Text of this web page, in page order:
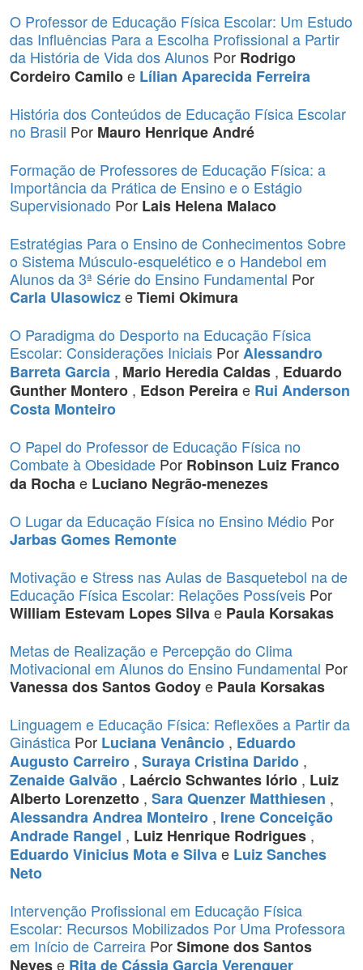
O Professor de Educação Física Escolar: Um Estudo
das Influências Para a Escolha Profissional a Partir
da História de Vida dos Alunos Por Rodrigo
Cordeiro Camiloe Lílian Aparecida Ferreira
História dos Conteúdos de Educação Física Escolar
no Brasil Por Mauro Henrique André
Formação de Professores de Educação Física: a
Importância da Prática de Ensino e o Estágio
Supervisionado Por Lais Helena Malaco
Estratégias Para o Ensino de Conhecimentos Sobre
o Sistema Músculo-esquelético e o Handebol em
Alunos da 3ª Série do Ensino Fundamental Por
Carla UlasowiczeTiemi Okimura
O Paradigma do Desporto na Educação Física
Escolar: Considerações Iniciais PorAlessandro
Barreta Garcia , Mario Heredia Caldas , Eduardo
Gunther Montero , Edson Pereirae Rui Anderson
Costa Monteiro
O Papel do Professor de Educação Física no
Combate à Obesidade Por Robinson Luiz Franco
da Rochae Luciano Negrão-menezes
O Lugar da Educação Física no Ensino Médio Por
Jarbas Gomes Remonte
Motivação e Stress nas Aulas de Basquetebol na de
Educação Física Escolar: Relações Possíveis Por
William Estevam Lopes Silvae Paula Korsakas
Metas de Realização e Percepção do Clima
Motivacional em Alunos do Ensino Fundamental Por
Vanessa dos Santos Godoye Paula Korsakas
Linguagem e Educação Física: Reflexões a Partir da
Ginástica Por Luciana Venâncio , Eduardo
Augusto Carreiro , Suraya Cristina Darido ,
Zenaide Galvão , Laércio Schwantes Iório , Luiz
Alberto Lorenzetto , Sara Quenzer Matthiesen ,
Alessandra Andrea Monteiro , Irene Conceição
Andrade Rangel , Luiz Henrique Rodrigues ,
Eduardo Vinicius Mota e Silvae Luiz Sanches
Neto
Intervenção Profissional em Educação Física
Escolar: Recursos Mobilizados Por Uma Professora
em Início de Carreira PorSimone dos Santos
Nevese Rita de Cássia Garcia Verenguer